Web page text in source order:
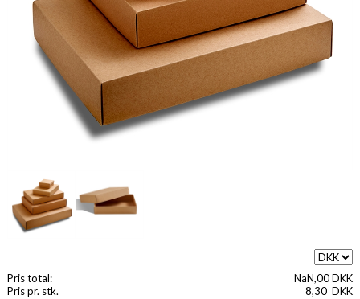
Pris total:
NaN,00 DKK
Pris pr. stk.
8,30 DKK